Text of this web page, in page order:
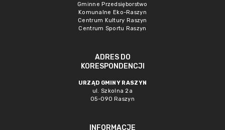
Gminne Przedsięborstwo
Komunalne Eko-Raszyn
Centrum Kultury Raszyn
Centrum Sportu Raszyn
ADRES DO
KORESPONDENCJI
URZĄD GMINY RASZYN
ul. Szkolna 2a
05-090 Raszyn
INFORMACJE